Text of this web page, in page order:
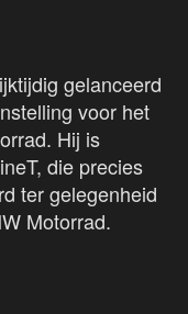
gelanceerd
voor het
Hij is
die precies
ter gelegenheid
Motorrad.